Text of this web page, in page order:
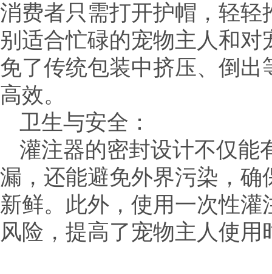
消费者只需打开护帽，轻
别适合忙碌的宠物主人和
免了传统包装中挤压、倒
高效。
卫生与安全：
灌注器的密封设计不仅能
漏，还能避免外界污染，
新鲜。此外，使用一次性
风险，提高了宠物主人使用